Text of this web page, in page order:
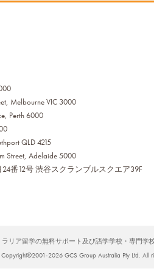
Melbourne VIC 3000
Perth 6000
QLD 4215
Street, Adelaide 5000
番12号 渋谷スクランブルスクエア39F
リア留学の無料サポート及び語学学校・専門学
Copyright©2001-2026 GCS Group Australia Pty Ltd. All